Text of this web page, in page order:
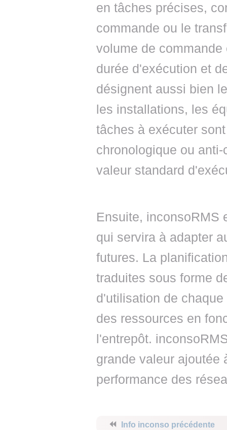
en tâches précises,
commande ou le
volume de
durée d'exécution et
désignent aussi bien
les installations, les
tâches à exécuter
chronologique ou
valeur standard
Ensuite, inconsoRMS
qui servira à adapter
futures. La
traduites sous forme
d'utilisation de
des ressources en
l'entrepôt.
grande valeur ajoutée
performance des
⏪ Info inconso précédente